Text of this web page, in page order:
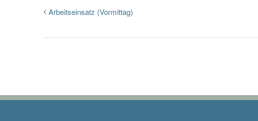
Arbeitseinsatz (Vormittag)